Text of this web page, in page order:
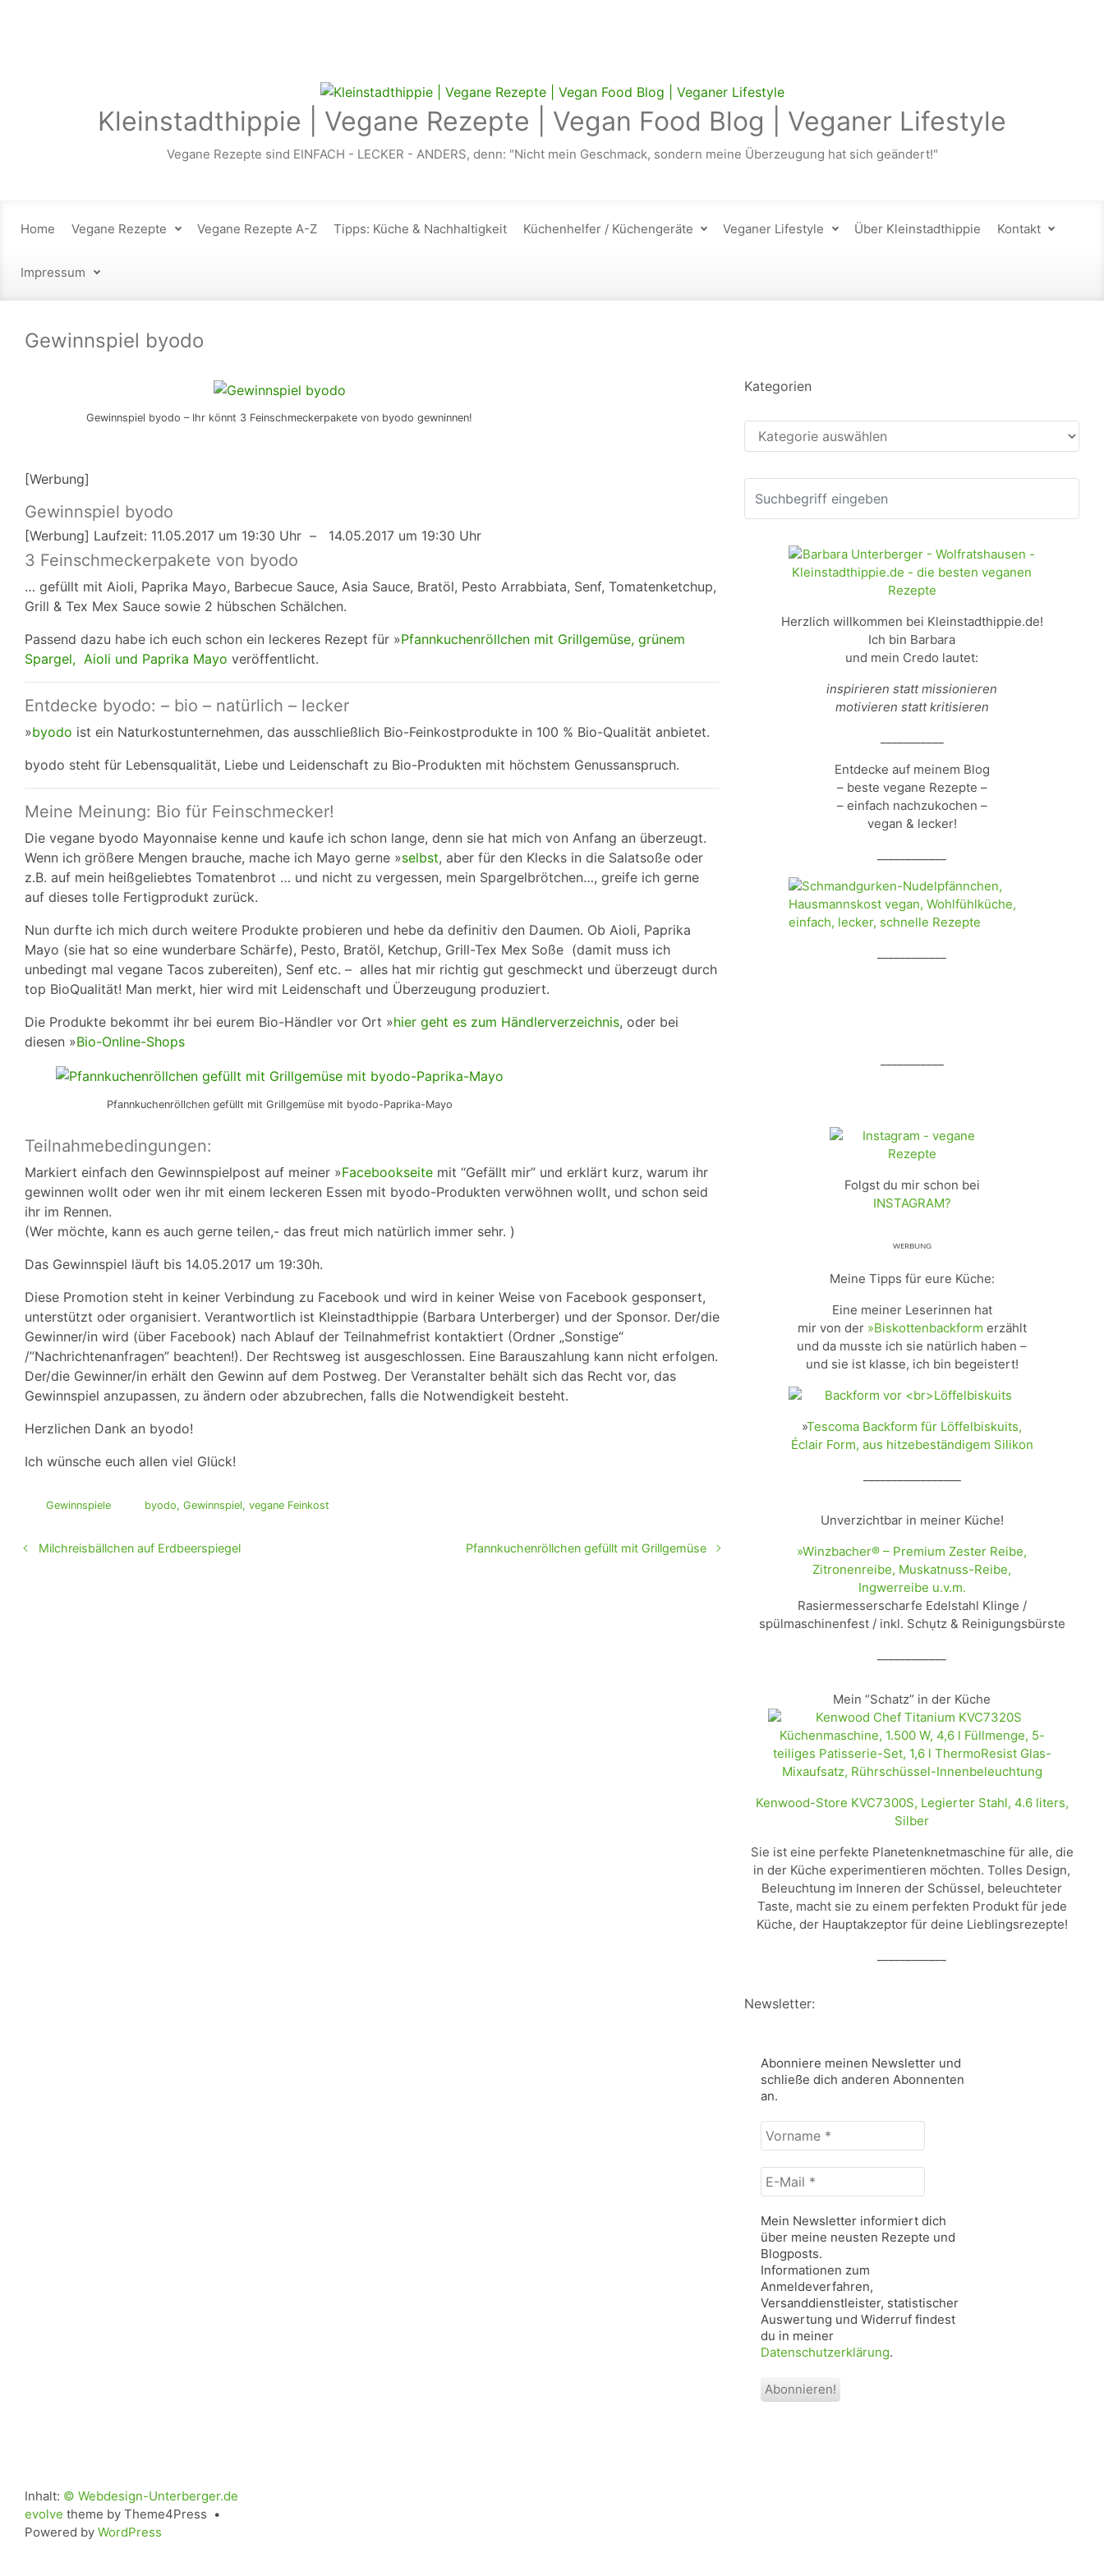
Kleinstadthippie | Vegane Rezepte | Vegan Food Blog | Veganer Lifestyle
Vegane Rezepte sind EINFACH - LECKER - ANDERS, denn: "Nicht mein Geschmack, sondern meine Überzeugung hat sich geändert!"
Home Vegane Rezepte Vegane Rezepte A-Z Tipps: Küche & Nachhaltigkeit Küchenhelfer / Küchengeräte Veganer Lifestyle Über Kleinstadthippie Kontakt
Impressum
Gewinnspiel byodo
Gewinnspiel byodo – Ihr könnt 3 Feinschmeckerpakete von byodo gewninnen!
[Werbung]
Gewinnspiel byodo
[Werbung] Laufzeit: 11.05.2017 um 19:30 Uhr – 14.05.2017 um 19:30 Uhr
3 Feinschmeckerpakete von byodo
… gefüllt mit Aioli, Paprika Mayo, Barbecue Sauce, Asia Sauce, Bratöl, Pesto Arrabbiata, Senf, Tomatenketchup,
Grill & Tex Mex Sauce sowie 2 hübschen Schälchen.
Passend dazu habe ich euch schon ein leckeres Rezept für »Pfannkuchenröllchen mit Grillgemüse, grünem
Spargel, Aioli und Paprika Mayo veröffentlicht.
Entdecke byodo: – bio – natürlich – lecker
»byodo ist ein Naturkostunternehmen, das ausschließlich Bio-Feinkostprodukte in 100 % Bio-Qualität anbietet.
byodo steht für Lebensqualität, Liebe und Leidenschaft zu Bio-Produkten mit höchstem Genussanspruch.
Meine Meinung: Bio für Feinschmecker!
Die vegane byodo Mayonnaise kenne und kaufe ich schon lange, denn sie hat mich von Anfang an überzeugt.
Wenn ich größere Mengen brauche, mache ich Mayo gerne »selbst, aber für den Klecks in die Salatsoße oder
z.B. auf mein heißgeliebtes Tomatenbrot … und nicht zu vergessen, mein Spargelbrötchen…, greife ich gerne
auf dieses tolle Fertigprodukt zurück.
Nun durfte ich mich durch weitere Produkte probieren und hebe da definitiv den Daumen. Ob Aioli, Paprika
Mayo (sie hat so eine wunderbare Schärfe), Pesto, Bratöl, Ketchup, Grill-Tex Mex Soße (damit muss ich
unbedingt mal vegane Tacos zubereiten), Senf etc. – alles hat mir richtig gut geschmeckt und überzeugt durch
top BioQualität! Man merkt, hier wird mit Leidenschaft und Überzeugung produziert.
Die Produkte bekommt ihr bei eurem Bio-Händler vor Ort »hier geht es zum Händlerverzeichnis, oder bei
diesen »Bio-Online-Shops
Pfannkuchenröllchen gefüllt mit Grillgemüse mit byodo-Paprika-Mayo
Teilnahmebedingungen:
Markiert einfach den Gewinnspielpost auf meiner »Facebookseite mit “Gefällt mir” und erklärt kurz, warum ihr
gewinnen wollt oder wen ihr mit einem leckeren Essen mit byodo-Produkten verwöhnen wollt, und schon seid
ihr im Rennen.
(Wer möchte, kann es auch gerne teilen,- das freut mich natürlich immer sehr. )
Das Gewinnspiel läuft bis 14.05.2017 um 19:30h.
Diese Promotion steht in keiner Verbindung zu Facebook und wird in keiner Weise von Facebook gesponsert,
unterstützt oder organisiert. Verantwortlich ist Kleinstadthippie (Barbara Unterberger) und der Sponsor. Der/die
Gewinner/in wird (über Facebook) nach Ablauf der Teilnahmefrist kontaktiert (Ordner „Sonstige“
/”Nachrichtenanfragen” beachten!). Der Rechtsweg ist ausgeschlossen. Eine Barauszahlung kann nicht erfolgen.
Der/die Gewinner/in erhält den Gewinn auf dem Postweg. Der Veranstalter behält sich das Recht vor, das
Gewinnspiel anzupassen, zu ändern oder abzubrechen, falls die Notwendigkeit besteht.
Herzlichen Dank an byodo!
Ich wünsche euch allen viel Glück!
Gewinnspiele byodo,Gewinnspiel,vegane Feinkost
Milchreisbällchen auf Erdbeerspiegel Pfannkuchenröllchen gefüllt mit Grillgemüse
Kategorien
Kategorien
Herzlich willkommen bei Kleinstadthippie.de!
Ich bin Barbara
und mein Credo lautet:
inspirieren statt missionieren
motivieren statt kritisieren
Entdecke auf meinem Blog
– beste vegane Rezepte –
– einfach nachzukochen –
vegan & lecker!
Folgst du mir schon bei
INSTAGRAM?
ᵂᴱᴿᴮᵁᴺᴳ
Meine Tipps für eure Küche:
Eine meiner Leserinnen hat
mir von der »Biskottenbackform erzählt
und da musste ich sie natürlich haben –
und sie ist klasse, ich bin begeistert!
»Tescoma Backform für Löffelbiskuits,
Éclair Form, aus hitzebeständigem Silikon
Unverzichtbar in meiner Küche!
»Winzbacher® – Premium Zester Reibe,
Zitronenreibe, Muskatnuss-Reibe,
Ingwerreibe u.v.m.
Rasiermesserscharfe Edelstahl Klinge /
spülmaschinenfest / inkl. Schụtz & Reinigungsbürste
Mein “Schatz” in der Küche
Kenwood-Store KVC7300S, Legierter Stahl, 4.6 liters,
Silber
Sie ist eine perfekte Planetenknetmaschine für alle, die
in der Küche experimentieren möchten. Tolles Design,
Beleuchtung im Inneren der Schüssel, beleuchteter
Taste, macht sie zu einem perfekten Produkt für jede
Küche, der Hauptakzeptor für deine Lieblingsrezepte!
Newsletter:
Abonniere meinen Newsletter und
schließe dich anderen Abonnenten
an.
Vorname
E-
Mail
Mein Newsletter informiert dich
über meine neusten Rezepte und
Blogposts.
Informationen zum
Anmeldeverfahren,
Versanddienstleister, statistischer
Auswertung und Widerruf findest
du in meiner
Datenschutzerklärung.
Inhalt: © Webdesign-Unterberger.de
evolve theme by Theme4Press •
Powered by WordPress